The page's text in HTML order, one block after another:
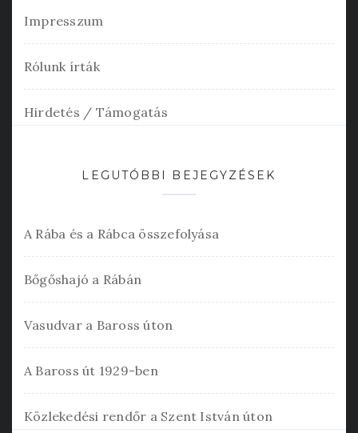
Impresszum
Rólunk írták
Hirdetés / Támogatás
LEGUTÓBBI BEJEGYZÉSEK
A Rába és a Rábca összefolyása
Bőgőshajó a Rábán
Vasudvar a Baross úton
A Baross út 1929-ben
Közlekedési rendőr a Szent István úton